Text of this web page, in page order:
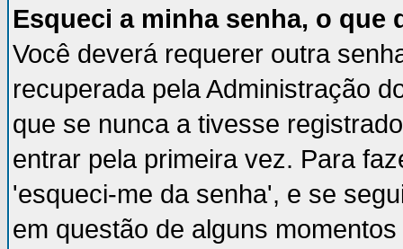
Esqueci a minha senha, o que
Você deverá requerer outra
recuperada pela Administração
que se nunca a tivesse
entrar pela primeira vez. Para
'esqueci-me da senha', e se
em questão de alguns momentos